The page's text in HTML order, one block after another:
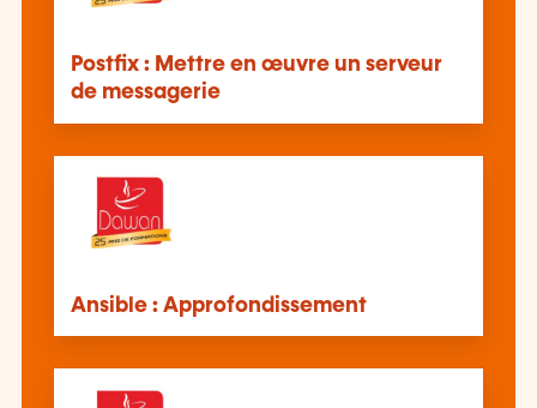
Postfix : Mettre en œuvre un serveur
de messagerie
Ansible : Approfondissement